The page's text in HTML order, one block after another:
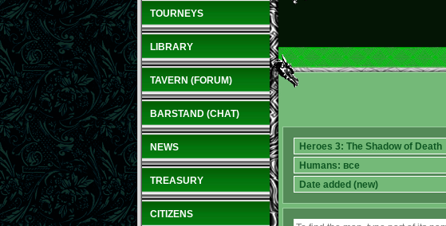
TOURNEYS
LIBRARY
TAVERN (FORUM)
BARSTAND (CHAT)
NEWS
TREASURY
CITIZENS